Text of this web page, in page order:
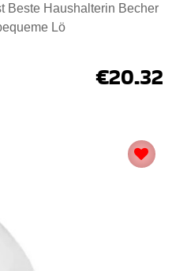
Beste Haushalterin Becher
Lö
€20.32